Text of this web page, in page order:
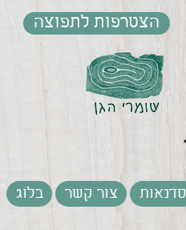
הצטרפות לתפוצה
סדנאות צור קשר בלוג